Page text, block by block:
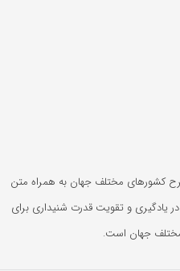
کشورهای مختلف جهان به همراه متن
و تقویت قدرت شنیداری برای
مختلف جهان است.